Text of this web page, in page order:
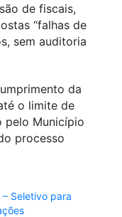
de fiscais,
“falhas de
sem auditoria
da
o limite de
pelo Município
processo
– Seletivo para